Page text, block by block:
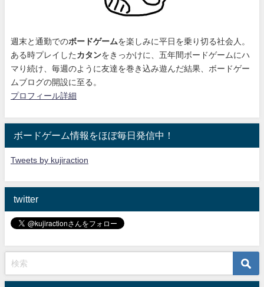
週末と通勤でのボードゲームを楽しみに平日を乗り切る社会人。
ある時プレイした カタンをきっかけに、 五年間ボードゲームにハ
マり続け 、毎週のように友達を巻き込み遊んだ結果、ボードゲー
ムブログの開設に至る。
プロフィール詳細
ボードゲーム情報をほぼ毎日発信中！
Tweets by kujiraction
twitter